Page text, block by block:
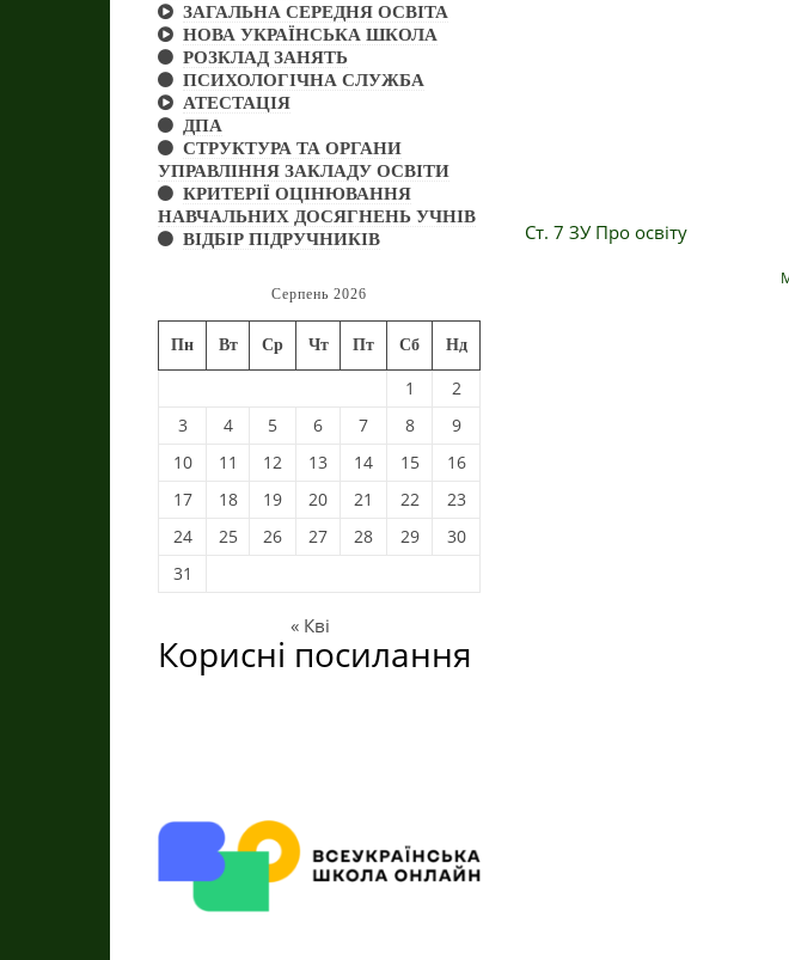
ЗАГАЛЬНА СЕРЕДНЯ ОСВІТА
НОВА УКРАЇНСЬКА ШКОЛА
РОЗКЛАД ЗАНЯТЬ
ПСИХОЛОГІЧНА СЛУЖБА
АТЕСТАЦІЯ
ДПА
СТРУКТУРА ТА ОРГАНИ
УПРАВЛІННЯ ЗАКЛАДУ ОСВІТИ
КРИТЕРІЇ ОЦІНЮВАННЯ
НАВЧАЛЬНИХ ДОСЯГНЕНЬ УЧНІВ
ВІДБІР ПІДРУЧНИКІВ
Серпень 2026
Пн Вт Ср Чт Пт Сб Нд
1
2
3
4 5 6 7 8
9
10
11 12 13 14 15
16
17
18 19 20 21 22
23
24
25 26 27 28 29
30
31
« Кві
Корисні посилання
Ст. 7 ЗУ Про освіту